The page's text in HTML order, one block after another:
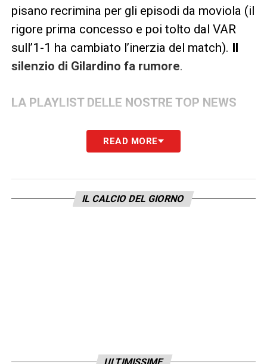
pisano recrimina per gli episodi da moviola (il
rigore prima concesso e poi tolto dal VAR
sull’1-1 ha cambiato l’inerzia del match). Il
silenzio di Gilardino fa rumore.
LA PLAYLIST DELLE NOSTRE TOP NEWS
READ MORE
IL CALCIO DEL GIORNO